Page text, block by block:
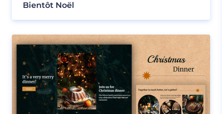
Bientôt Noël